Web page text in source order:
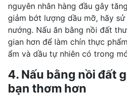
nguyên nhân hàng đầu gây
giảm bớt lượng dầu mỡ, hãy
nướng. Nấu ăn bằng nồi đất
gian hơn để làm chín thực
ẩm và dầu tự nhiên có trong
4. Nấu bằng nồi đất
bạn thơm hơn